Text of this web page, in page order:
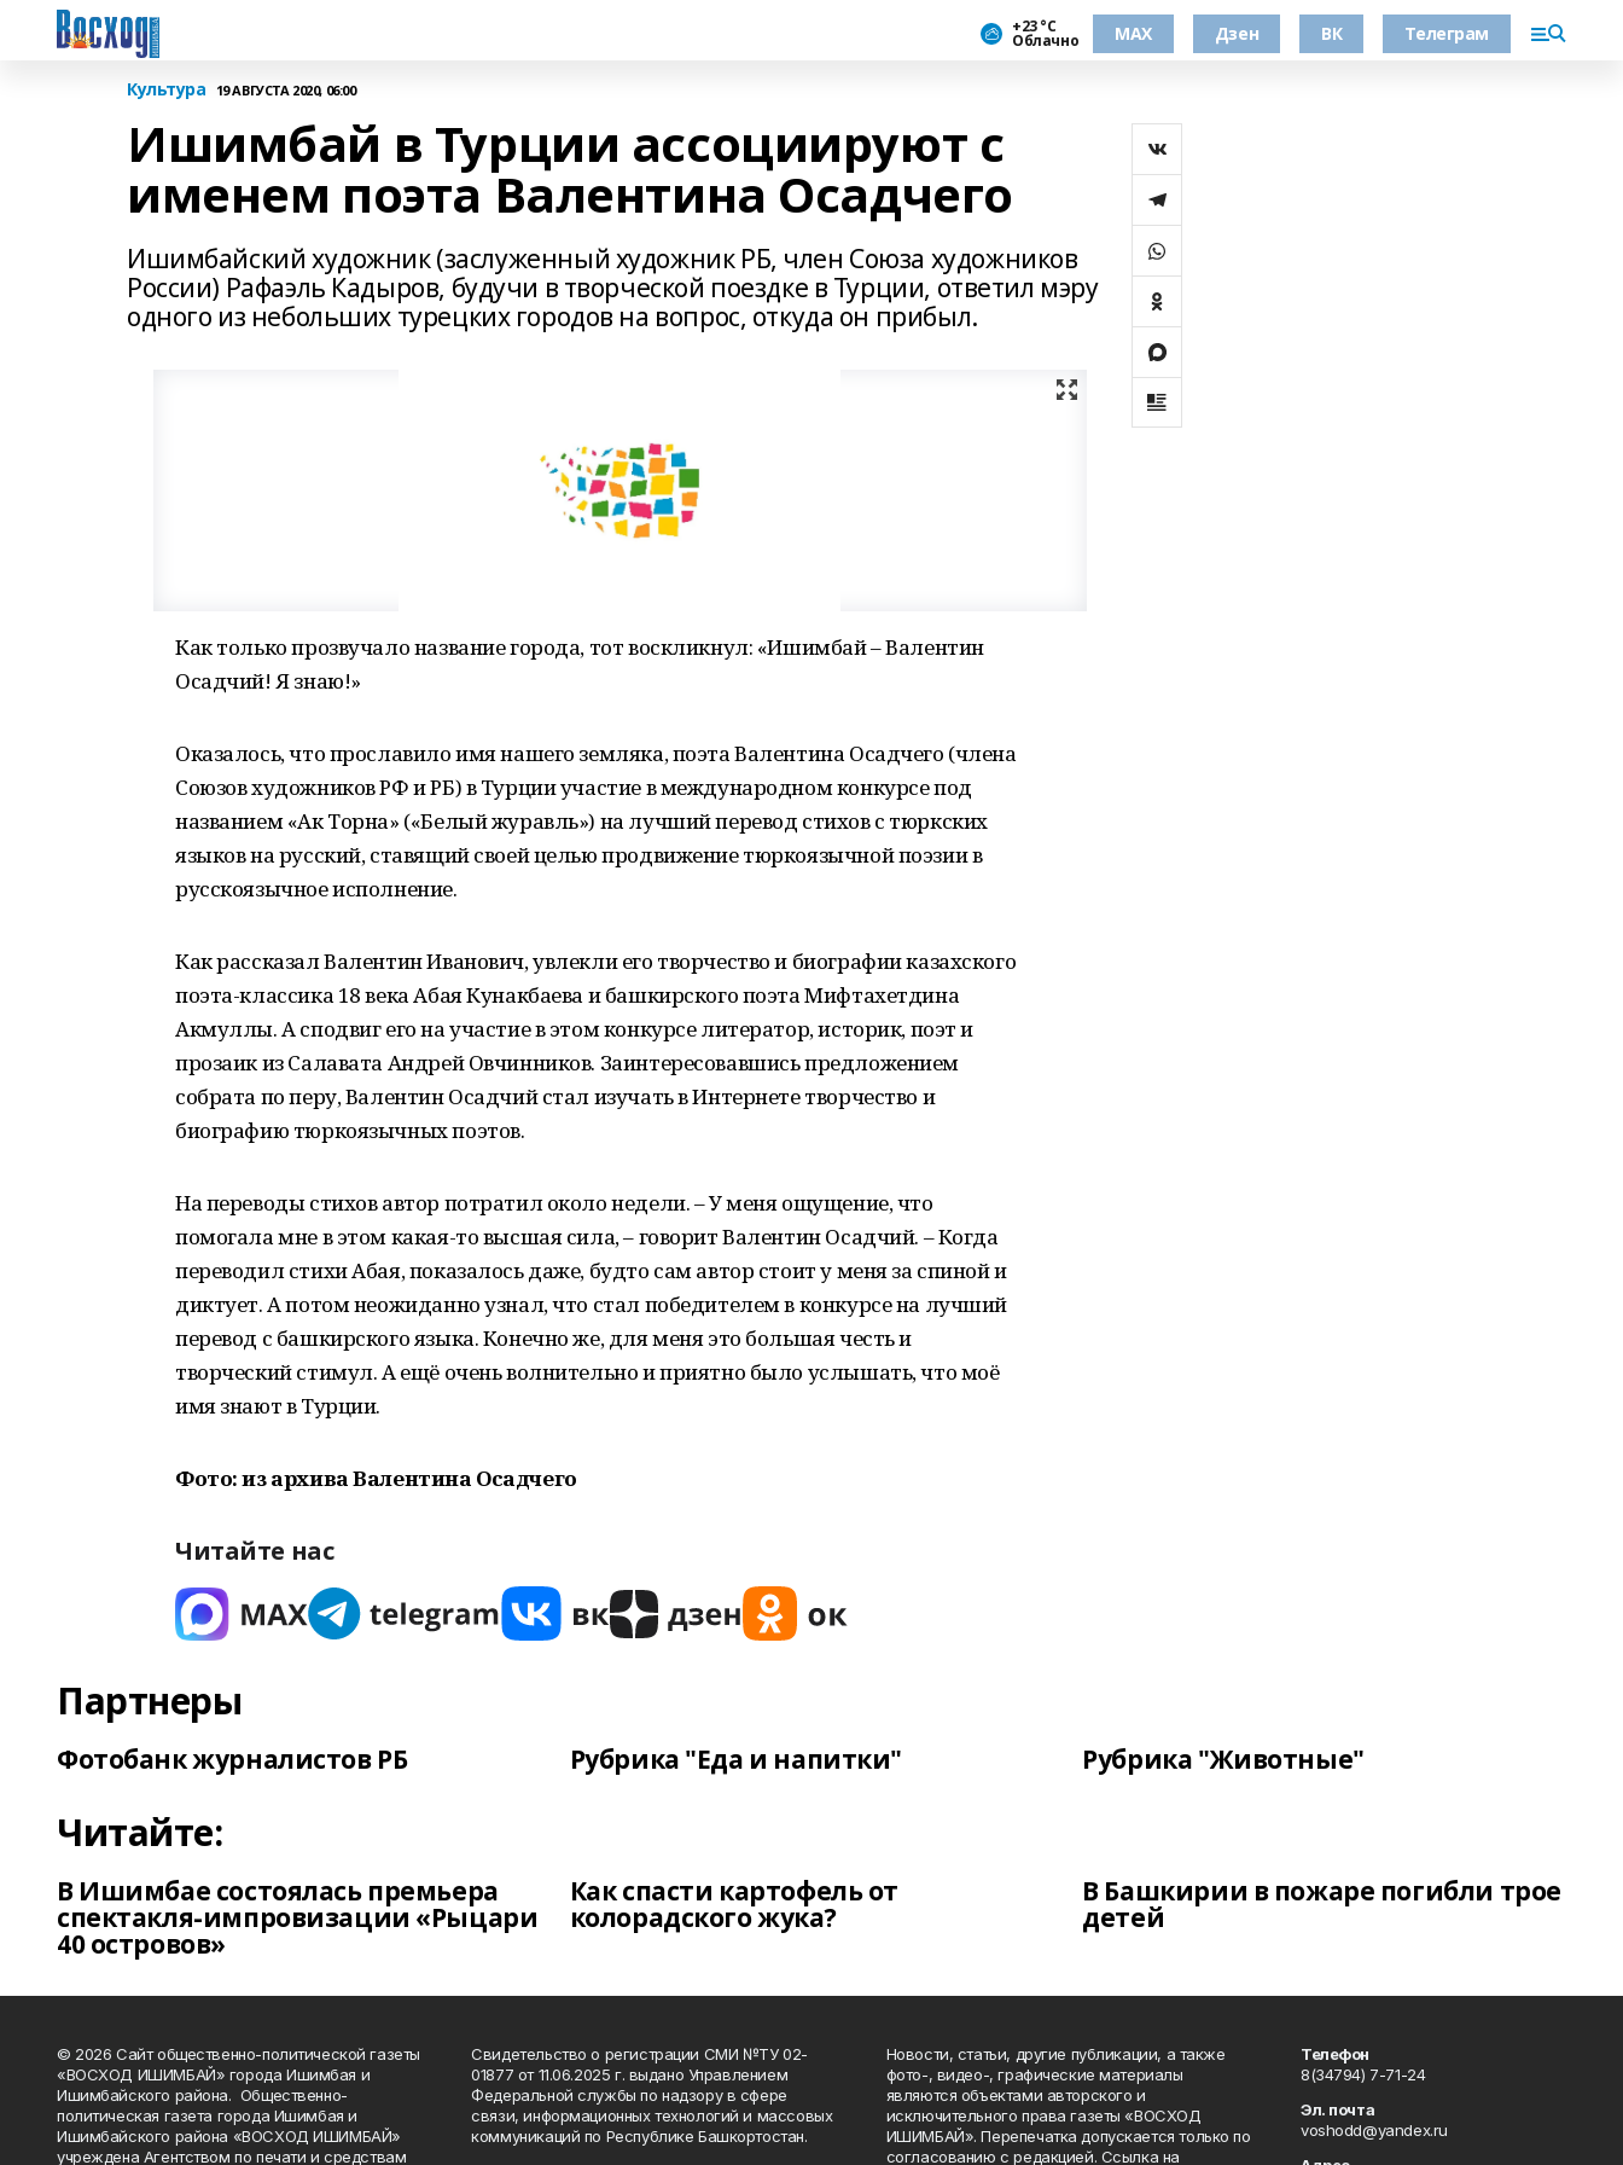
+23 °С
Облачно МАХ Дзен ВК Телеграм
Культура 19 АВГУСТА 2020, 06:00
Ишимбай в Турции ассоциируют с
именем поэта Валентина Осадчего
Ишимбайский художник (заслуженный художник РБ, член Союза художников
России) Рафаэль Кадыров, будучи в творческой поездке в Турции, ответил мэру
одного из небольших турецких городов на вопрос, откуда он прибыл.
Как только прозвучало название города, тот воскликнул: «Ишимбай – Валентин
Осадчий! Я знаю!»
Оказалось, что прославило имя нашего земляка, поэта Валентина Осадчего (члена
Союзов художников РФ и РБ) в Турции участие в международном конкурсе под
названием «Ак Торна» («Белый журавль») на лучший перевод стихов с тюркских
языков на русский, ставящий своей целью продвижение тюркоязычной поэзии в
русскоязычное исполнение.
Как рассказал Валентин Иванович, увлекли его творчество и биографии казахского
поэта-классика 18 века Абая Кунакбаева и башкирского поэта Мифтахетдина
Акмуллы. А сподвиг его на участие в этом конкурсе литератор, историк, поэт и
прозаик из Салавата Андрей Овчинников. Заинтересовавшись предложением
собрата по перу, Валентин Осадчий стал изучать в Интернете творчество и
биографию тюркоязычных поэтов.
На переводы стихов автор потратил около недели. – У меня ощущение, что
помогала мне в этом какая-то высшая сила, – говорит Валентин Осадчий. – Когда
переводил стихи Абая, показалось даже, будто сам автор стоит у меня за спиной и
диктует. А потом неожиданно узнал, что стал победителем в конкурсе на лучший
перевод с башкирского языка. Конечно же, для меня это большая честь и
творческий стимул. А ещё очень волнительно и приятно было услышать, что моё
имя знают в Турции.
Фото: из архива Валентина Осадчего
Читайте нас
Партнеры
Фотобанк журналистов РБ Рубрика "Еда и напитки" Рубрика "Животные"
Читайте:
В Ишимбае состоялась премьера
спектакля-импровизации «Рыцари
40 островов»
Как спасти картофель от
колорадского жука?
В Башкирии в пожаре погибли трое
детей
© 2026 Сайт общественно-политической газеты
«ВОСХОД ИШИМБАЙ» города Ишимбая и
Ишимбайского района. Общественно-
политическая газета города Ишимбая и
Ишимбайского района «ВОСХОД ИШИМБАЙ»
учреждена Агентством по печати и средствам
Свидетельство о регистрации СМИ №ТУ 02-
01877 от 11.06.2025 г. выдано Управлением
Федеральной службы по надзору в сфере
связи, информационных технологий и массовых
коммуникаций по Республике Башкортостан.
Новости, статьи, другие публикации, а также
фото-, видео-, графические материалы
являются объектами авторского и
исключительного права газеты «ВОСХОД
ИШИМБАЙ». Перепечатка допускается только по
согласованию с редакцией. Ссылка на
Телефон
8(34794) 7-71-24
Эл. почта
voshodd@yandex.ru